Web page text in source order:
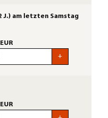
J.) am letzten Samstag
+